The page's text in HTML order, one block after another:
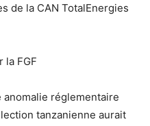
de la CAN TotalEnergies
la FGF
réglementaire
tanzanienne aurait